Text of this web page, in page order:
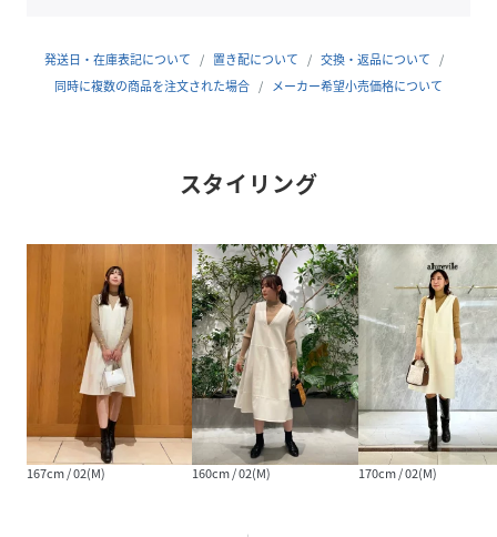
ございます。
またパソコン・スマートフォンなどの環境により、製品と画
レディース
原産国 日本
表地:毛 100% 裏地:ポリエステル 100%
01(S)、02(M)
クリーニング
洗濯不可|漂白不可|タンブル乾燥不可|アイロン仕
上げ可|ドライ可|ウエットクリーニング不可
品番
ND1611_20242014280
20242014280-02-010 ND1611 )
発送日・在庫表記について 置き配について
交換・返品について
同時に複数の商品を注文された場合
メーカー希望小売価格について
スタイリング
167cm / 02(M) 160cm / 02(M) 170cm / 02(M)